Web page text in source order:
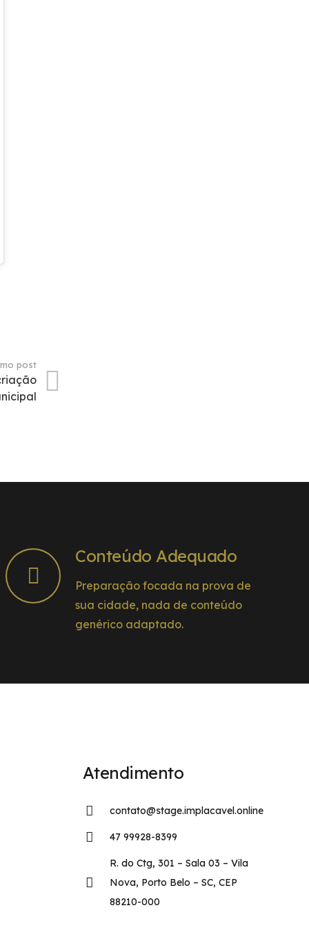
post
Conteúdo Adequado
Preparação focada na prova de
sua cidade, nada de conteúdo
genérico adaptado.
Atendimento
contato@stage.implacavel.online
47 99928-8399
R. do Ctg, 301 – Sala 03 – Vila
Nova, Porto Belo – SC, CEP
88210-000